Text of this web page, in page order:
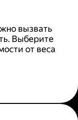
вызвать
Выберите
от веса